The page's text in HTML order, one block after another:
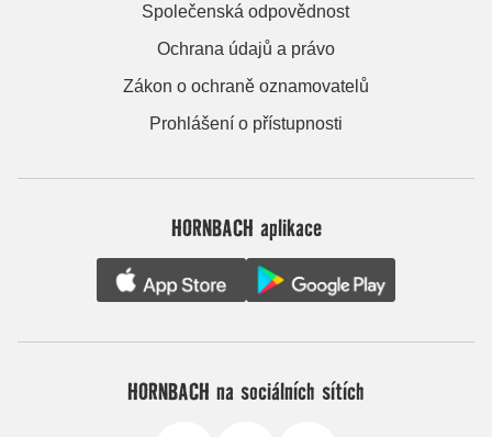
Společenská odpovědnost
Ochrana údajů a právo
Zákon o ochraně oznamovatelů
Prohlášení o přístupnosti
HORNBACH aplikace
HORNBACH na sociálních sítích